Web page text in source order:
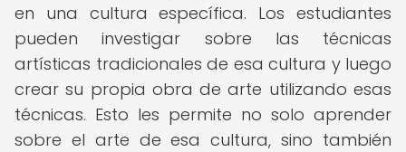
en una cultura específica. Los estudiantes
pueden investigar sobre las técnicas
artísticas tradicionales de esa cultura y luego
crear su propia obra de arte utilizando esas
técnicas. Esto les permite no solo aprender
sobre el arte de esa cultura, sino también